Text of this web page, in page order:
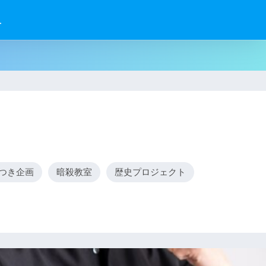
き企画 暗殺教室 歴史プロジェクト